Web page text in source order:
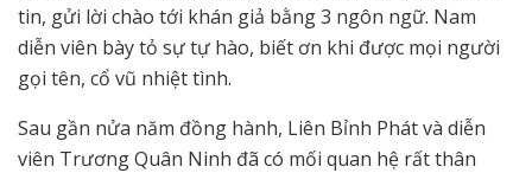
tin, gửi lời chào tới khán giả bằng 3 ngôn ngữ. Nam
diễn viên bày tỏ sự tự hào, biết ơn khi được mọi người
gọi tên, cổ vũ nhiệt tình.
Sau gần nửa năm đồng hành, Liên Bỉnh Phát và diễn
viên Trương Quân Ninh đã có mối quan hệ rất thân